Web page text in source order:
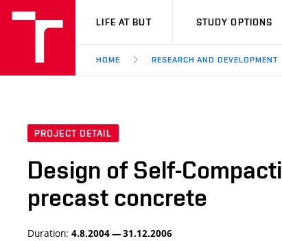
VUT
LIFE AT BUT STUDY OPTIONS
HOME RESEARCH AND DEVELOPMENT
PROJECT DETAIL
Design of Self-
precast concrete
Duration: 4.8.2004 — 31.12.2006